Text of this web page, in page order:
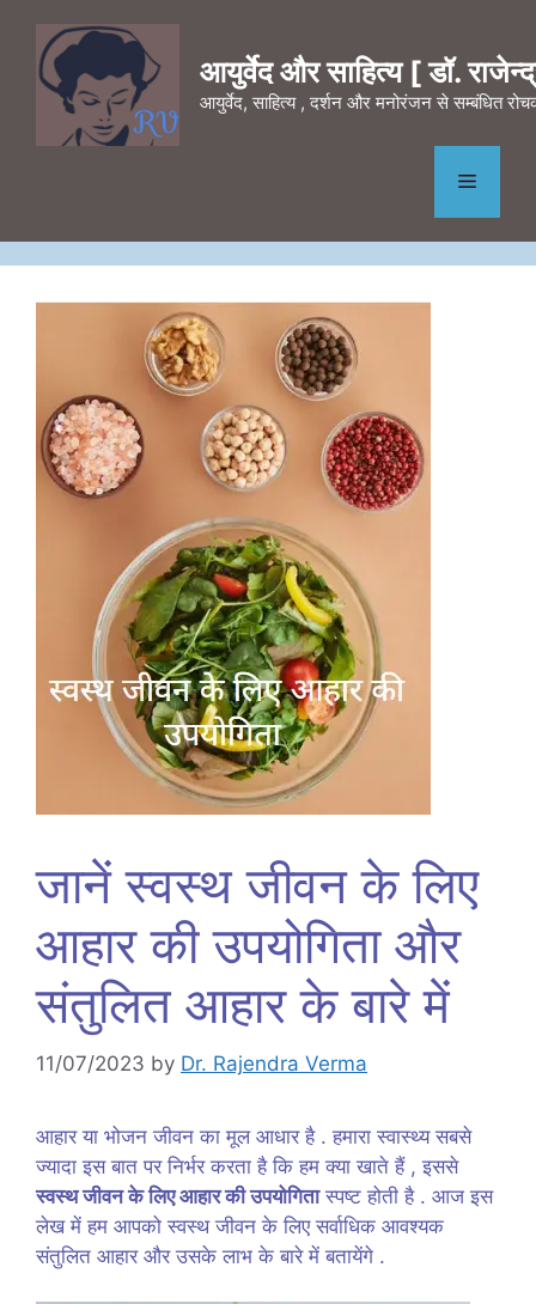
content
आयुर्वेद और साहित्य [ डॉ.
आयुर्वेद, साहित्य , दर्शन और मनोरंजन से सम्बंधित
Menu
जानें स्वस्थ जीवन के लिए
आहार की उपयोगिता और
संतुलित आहार के बारे में
11/07/2023 by Dr. Rajendra Verma
आहार या भोजन जीवन का मूल आधार है . हमारा स्वास्थ्य सबसे
ज्यादा इस बात पर निर्भर करता है कि हम क्या खाते हैं , इससे
स्वस्थ जीवन के लिए आहार की उपयोगितास्पष्ट होती है . आज इस
लेख में हम आपको स्वस्थ जीवन के लिए सर्वाधिक आवश्यक
संतुलित आहार और उसके लाभ के बारे में बतायेंगे .